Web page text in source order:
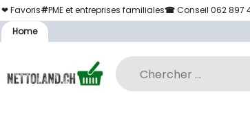
❤ Favoris#PME et entreprises familiales☎Conseil 062 897
Home